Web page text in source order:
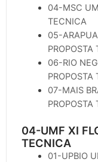
04-MSC
TECNICA
05-
PROPOSTA
06-RIO
PROPOSTA
07-MAIS
PROPOSTA
04-UMF XI
TECNICA
01-UPBIO